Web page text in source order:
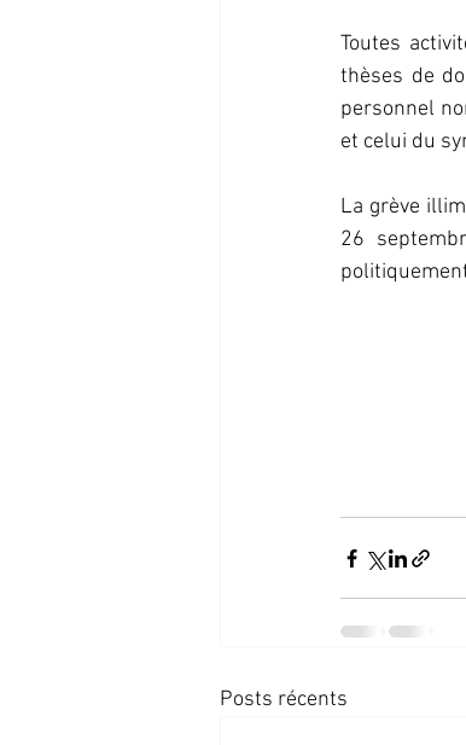
Toutes
thèses de
personnel
et celui du
La grève
26
Posts récents